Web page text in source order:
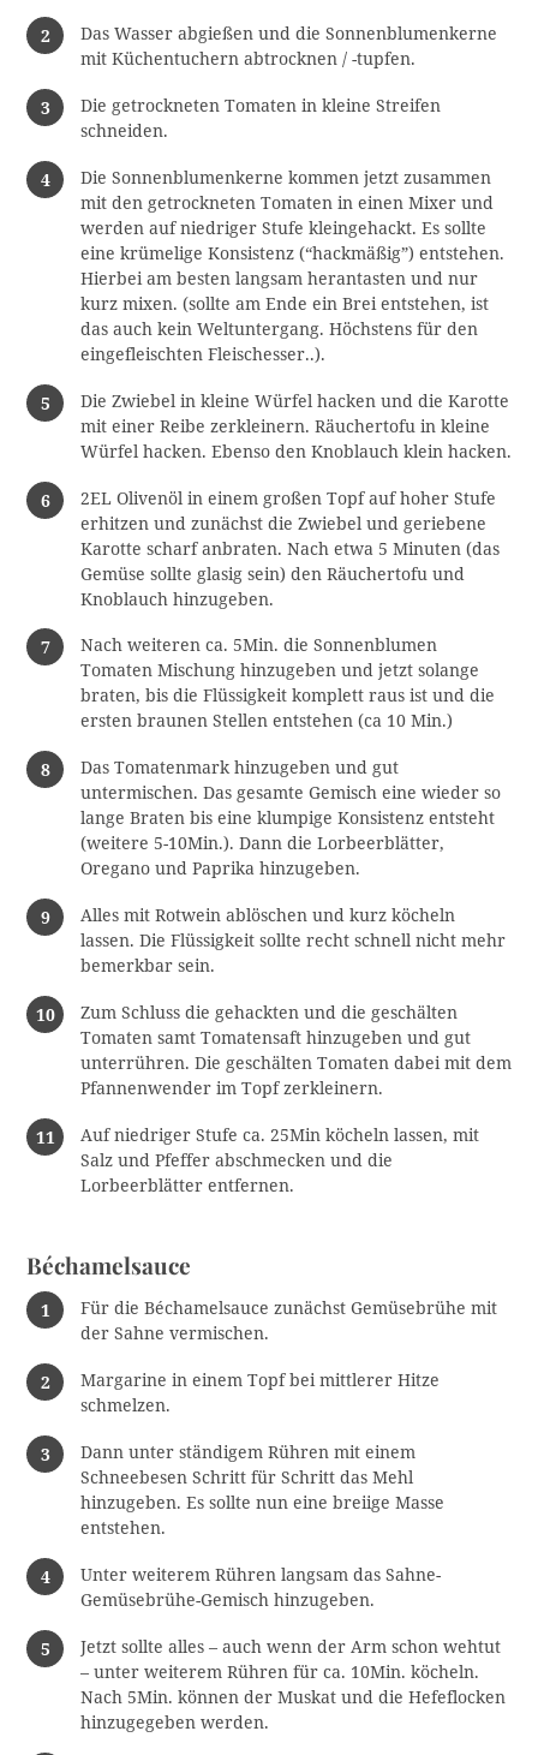
Das Wasser abgießen und die Sonnenblumenkerne
mit Küchentuchern abtrocknen / -tupfen.
Die getrockneten Tomaten in kleine Streifen
schneiden.
Die Sonnenblumenkerne kommen jetzt zusammen
mit den getrockneten Tomaten in einen Mixer und
werden auf niedriger Stufe kleingehackt. Es sollte
eine krümelige Konsistenz (“hackmäßig”) entstehen.
Hierbei am besten langsam herantasten und nur
kurz mixen. (sollte am Ende ein Brei entstehen, ist
das auch kein Weltuntergang. Höchstens für den
eingefleischten Fleischesser..).
Die Zwiebel in kleine Würfel hacken und die Karotte
mit einer Reibe zerkleinern. Räuchertofu in kleine
Würfel hacken. Ebenso den Knoblauch klein hacken.
2EL Olivenöl in einem großen Topf auf hoher Stufe
erhitzen und zunächst die Zwiebel und geriebene
Karotte scharf anbraten. Nach etwa 5 Minuten (das
Gemüse sollte glasig sein) den Räuchertofu und
Knoblauch hinzugeben.
Nach weiteren ca. 5Min. die Sonnenblumen
Tomaten Mischung hinzugeben und jetzt solange
braten, bis die Flüssigkeit komplett raus ist und die
ersten braunen Stellen entstehen (ca 10 Min.)
Das Tomatenmark hinzugeben und gut
untermischen. Das gesamte Gemisch eine wieder so
lange Braten bis eine klumpige Konsistenz entsteht
(weitere 5-10Min.). Dann die Lorbeerblätter,
Oregano und Paprika hinzugeben.
Alles mit Rotwein ablöschen und kurz köcheln
lassen. Die Flüssigkeit sollte recht schnell nicht mehr
bemerkbar sein.
Zum Schluss die gehackten und die geschälten
Tomaten samt Tomatensaft hinzugeben und gut
unterrühren. Die geschälten Tomaten dabei mit dem
Pfannenwender im Topf zerkleinern.
Auf niedriger Stufe ca. 25Min köcheln lassen, mit
Salz und Pfeffer abschmecken und die
Lorbeerblätter entfernen.
Béchamelsauce
Für die Béchamelsauce zunächst Gemüsebrühe mit
der Sahne vermischen.
Margarine in einem Topf bei mittlerer Hitze
schmelzen.
Dann unter ständigem Rühren mit einem
Schneebesen Schritt für Schritt das Mehl
hinzugeben. Es sollte nun eine breiige Masse
entstehen.
Unter weiterem Rühren langsam das Sahne-
Gemüsebrühe-Gemisch hinzugeben.
Jetzt sollte alles – auch wenn der Arm schon wehtut
– unter weiterem Rühren für ca. 10Min. köcheln.
Nach 5Min. können der Muskat und die Hefeflocken
hinzugegeben werden.